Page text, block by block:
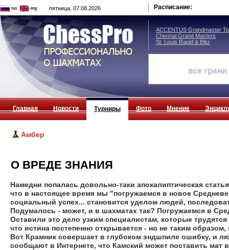
пятница, 07.08.2026 Расписание:
ACCENTUS Grandmaster
Chennai Grand Masters
St. Louis Rapid & Blitz
Главная Новости Турниры Фото Мнение
Амбер
О ВРЕДЕ ЗНАНИЯ
Намедни попалась довольно-таки апокалиптическая
что в настоящее время мы "погружаемся в новое
социальный успех... становится уделом людей,
Подумалось - может, и в шахматах так? Погружаемся в
Оставили это дело узким специалистам, которые
что истина постепенно открывается - но не таким
Вот Крамник совершает в глубоком эндшпиле ошибку, и
сообщают в Интернете, что Камский может поставить мат